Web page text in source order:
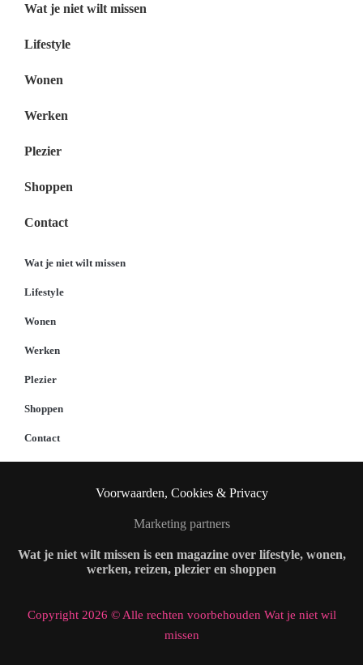
Wat je niet wilt missen
Lifestyle
Wonen
Werken
Plezier
Shoppen
Contact
Wat je niet wilt missen
Lifestyle
Wonen
Werken
Plezier
Shoppen
Contact
Voorwaarden, Cookies & Privacy
Marketing partners
Wat je niet wilt missen is een magazine over lifestyle, wonen,
werken, reizen, plezier en shoppen
Copyright 2026 © Alle rechten voorbehouden Wat je niet wil
missen